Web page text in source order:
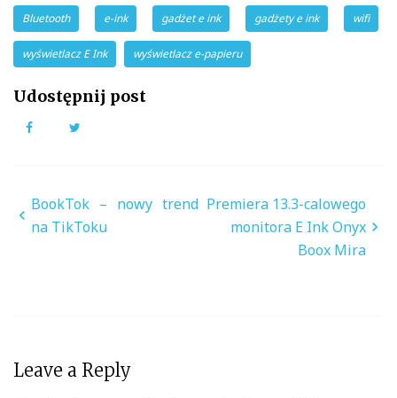
Bluetooth e-ink gadżet e ink gadżety e ink wifi
wyświetlacz E Ink wyświetlacz e-papieru
Udostępnij post
Facebook
Nawigacja
wpisu
BookTok – nowy trend
na TikToku
Premiera 13.3-calowego
monitora E Ink Onyx
Boox Mira
Leave a Reply